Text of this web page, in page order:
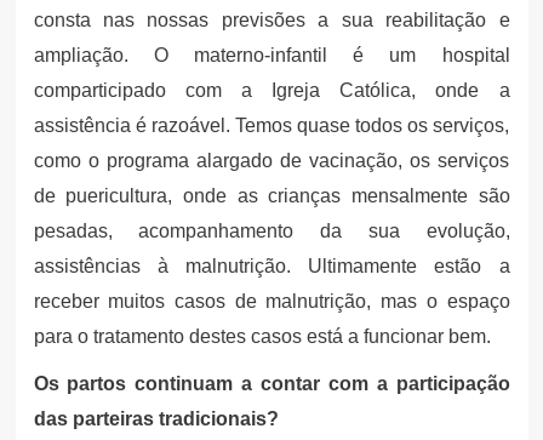
consta nas nossas previsões a sua reabilitação e
ampliação. O materno-infantil é um hospital
comparticipado com a Igreja Católica, onde a
assistência é razoável. Temos quase todos os serviços,
como o programa alargado de vacinação, os serviços
de puericultura, onde as crianças mensalmente são
pesadas, acompanhamento da sua evolução,
assistências à malnutrição. Ultimamente estão a
receber muitos casos de malnutrição, mas o espaço
para o tratamento destes casos está a funcionar bem.
Os partos continuam a contar com a participação
das parteiras tradicionais?